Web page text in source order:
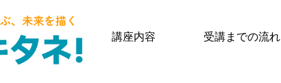
講座内容 受講までの流れ